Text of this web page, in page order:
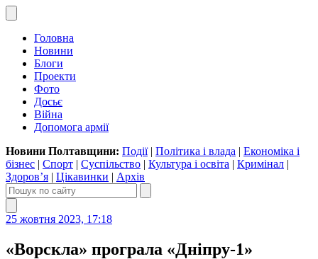
Головна
Новини
Блоги
Проекти
Фото
Досьє
Війна
Допомога армії
Новини Полтавщини: Події| Політика і влада | Економіка і
бізнес | Спорт | Суспільство | Культура і освіта | Кримінал |
Здоров’я | Цікавинки | Архів
25 жовтня 2023, 17:18
«Ворскла» програла «Дніпру-1»